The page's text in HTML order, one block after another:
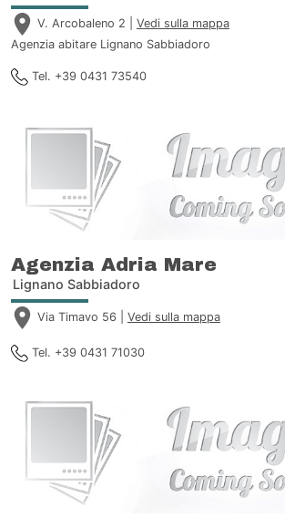
V. Arcobaleno 2 | Vedi sulla mappa
Agenzia abitare Lignano Sabbiadoro
Tel. +39 0431 73540
Agenzia Adria Mare
Lignano Sabbiadoro
Via Timavo 56 | Vedi sulla mappa
Tel. +39 0431 71030